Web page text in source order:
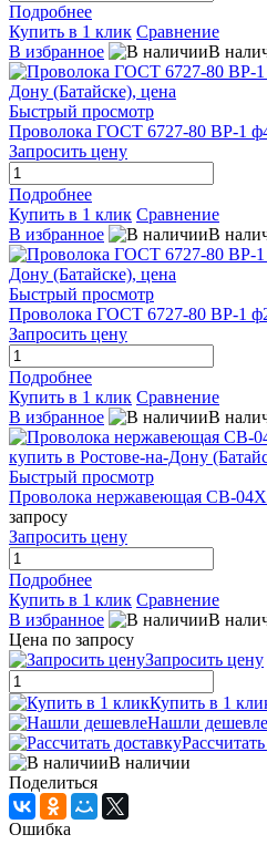
Подробнее
Купить в 1 клик Сравнение
В избранное
В
Быстрый просмотр
Проволока ГОСТ 6727-80 ВР-1
Запросить цену
Подробнее
Купить в 1 клик Сравнение
В избранное
В
Быстрый просмотр
Проволока ГОСТ 6727-80 ВР-1
Запросить цену
Подробнее
Купить в 1 клик Сравнение
В избранное
В
Быстрый просмотр
Проволока нержавеющая СВ-
запросу
Запросить цену
Подробнее
Купить в 1 клик Сравнение
В избранное
В
Цена по запросу
Запросить цену
Купить в 1
Нашли дешевле
В наличии
Поделиться
Ошибка